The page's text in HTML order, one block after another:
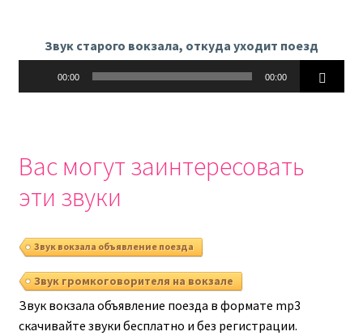
Звук старого вокзала, откуда уходит поезд
00:00 00:00
Вас могут заинтересовать
эти звуки
Звук вокзала объявление поезда
Звук громкоговорителя на вокзале
Звук вокзала объявление поезда в формате mp3
скачивайте звуки бесплатно и без регистрации.